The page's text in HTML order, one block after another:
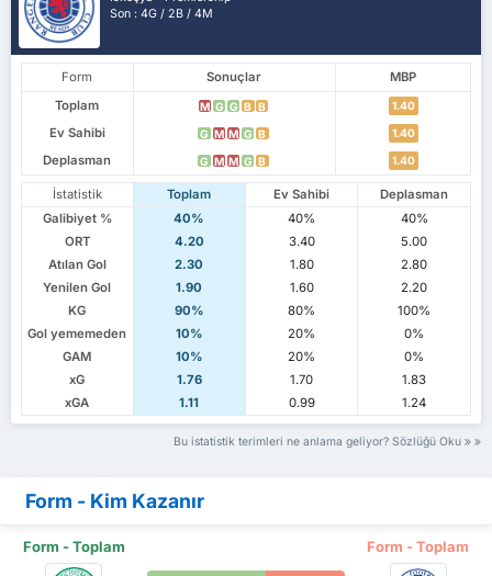
Son : 4G / 2B / 4M
Form Sonuçlar
MBP
Toplam
M G G B B 1.40
Ev Sahibi G M M G B 1.40
Deplasman G M M G B 1.40
İstatistik Toplam Ev Sahibi
Deplasman
Galibiyet %
40% 40%
40%
ORT
4.20 3.40
5.00
Atılan Gol
2.30 1.80
2.80
Yenilen Gol
1.90 1.60
2.20
KG
90% 80%
100%
Gol yememeden
10% 20%
0%
GAM
10% 20%
0%
xG
1.76 1.70
1.83
xGA
1.11 0.99 1.24
Bu istatistik terimleri ne anlama geliyor? Sözlüğü Oku
Form - Kim Kazanır
Form - Toplam Form - Toplam